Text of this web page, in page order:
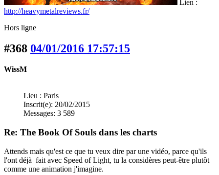
Lien :
http://heavymetalreviews.fr/
Hors ligne
#368 04/01/2016 17:57:15
WissM
Lieu : Paris
Inscrit(e): 20/02/2015
Messages: 3 589
Re: The Book Of Souls dans les charts
Attends mais qu'est ce que tu veux dire par une vidéo, parce qu'ils
l'ont déjà fait avec Speed of Light, tu la considères peut-être plutôt
comme une animation j'imagine.